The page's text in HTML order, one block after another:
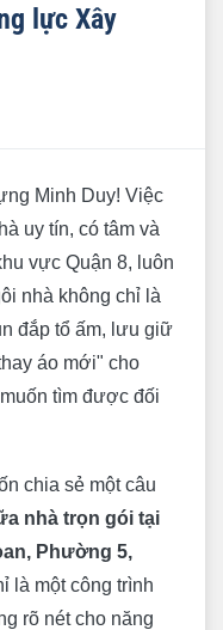
lực Xây
Minh Duy! Việc
uy tín, có tâm và
vực Quận 8, luôn
nhà không chỉ là
đắp tổ ấm, lưu giữ
áo mới" cho
tìm được đối
chia sẻ một câu
nhà trọn gói tại
Phường 5,
là một công trình
rõ nét cho năng